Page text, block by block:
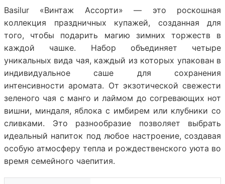
Basilur «Винтаж Ассорти» — это роскошная
коллекция праздничных купажей, созданная для
того, чтобы подарить магию зимних торжеств в
каждой чашке. Набор объединяет четыре
уникальных вида чая, каждый из которых упакован в
индивидуальное саше для сохранения
интенсивности аромата. От экзотической свежести
зеленого чая с манго и лаймом до согревающих нот
вишни, миндаля, яблока с имбирем или клубники со
сливками. Это разнообразие позволяет выбрать
идеальный напиток под любое настроение, создавая
особую атмосферу тепла и рождественского уюта во
время семейного чаепития.